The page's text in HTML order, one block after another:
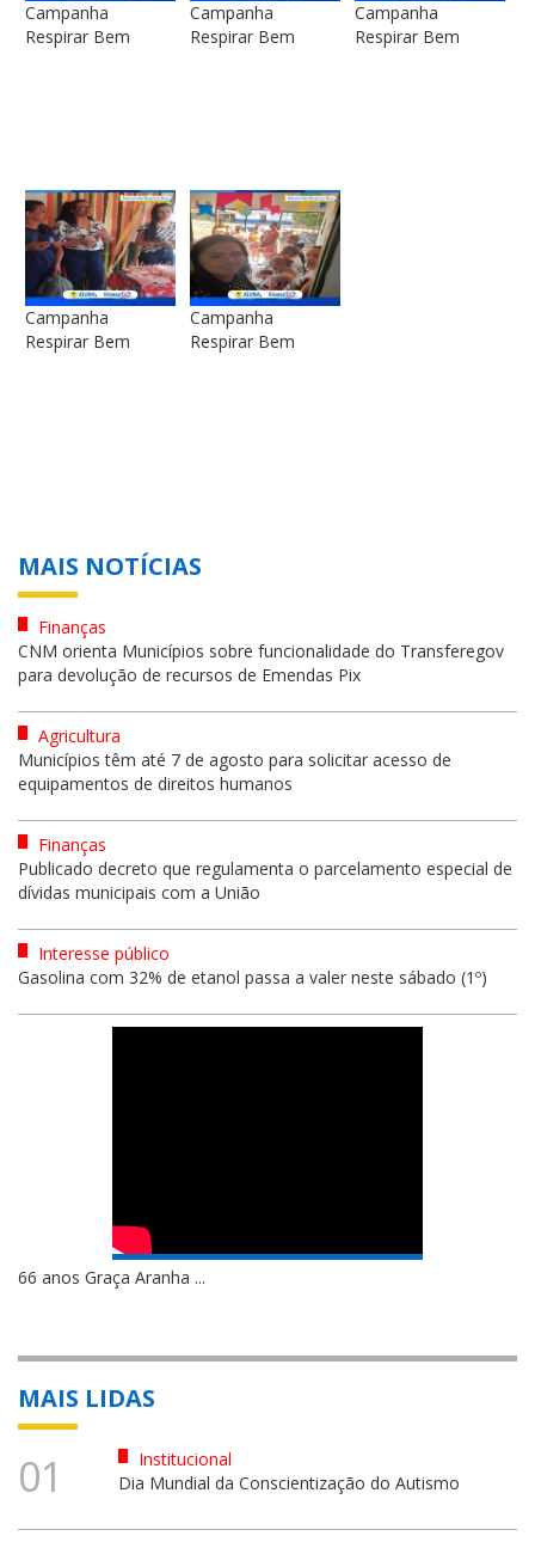
Campanha
Respirar Bem
Campanha
Respirar Bem
Campanha
Respirar Bem
Campanha
Respirar Bem
Campanha
Respirar Bem
MAIS NOTÍCIAS
Finanças
CNM orienta Municípios sobre funcionalidade do Transferegov
para devolução de recursos de Emendas Pix
Agricultura
Municípios têm até 7 de agosto para solicitar acesso de
equipamentos de direitos humanos
Finanças
Publicado decreto que regulamenta o parcelamento especial de
dívidas municipais com a União
Interesse público
Gasolina com 32% de etanol passa a valer neste sábado (1º)
66 anos Graça Aranha ...
MAIS LIDAS
01
Institucional
Dia Mundial da Conscientização do Autismo